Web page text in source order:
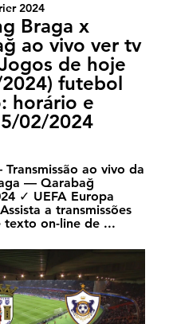
2024
Braga x
ao vivo ver tv
de hoje
futebol
horário e
02/2024
ao vivo da
— Qarabağ
✓ UEFA Europa
a transmissões
on-line de ...